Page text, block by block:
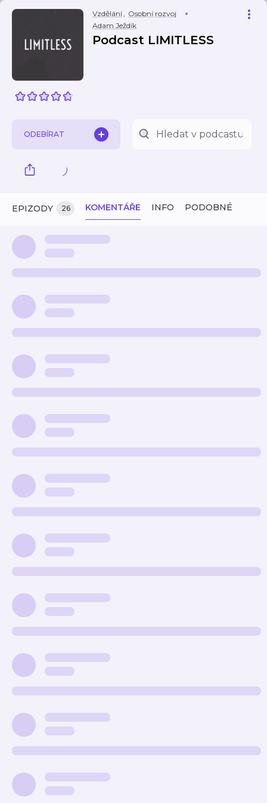
Vzdělání, Osobní rozvoj
Adam Ježdík
Podcast LIMITLESS
ODEBÍRAT
EPIZODY 26 KOMENTÁŘE INFO PODOBNÉ